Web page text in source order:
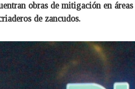
obras de mitigación en
de zancudos.